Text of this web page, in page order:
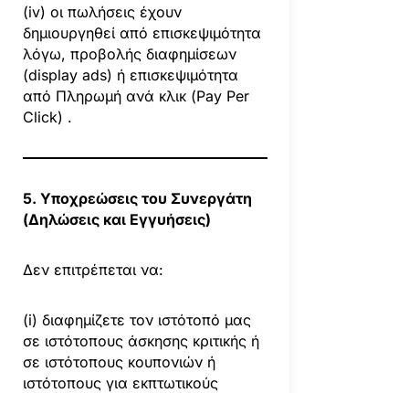
(iv) οι πωλήσεις έχουν
δημιουργηθεί από επισκεψιμότητα
λόγω, προβολής διαφημίσεων
(display ads) ή επισκεψιμότητα
από Πληρωμή ανά κλικ (Pay Per
Click) .
5. Υποχρεώσεις του Συνεργάτη
(Δηλώσεις και Εγγυήσεις)
Δεν επιτρέπεται να:
(i) διαφημίζετε τον ιστότοπό μας
σε ιστότοπους άσκησης κριτικής ή
σε ιστότοπους κουπονιών ή
ιστότοπους για εκπτωτικούς